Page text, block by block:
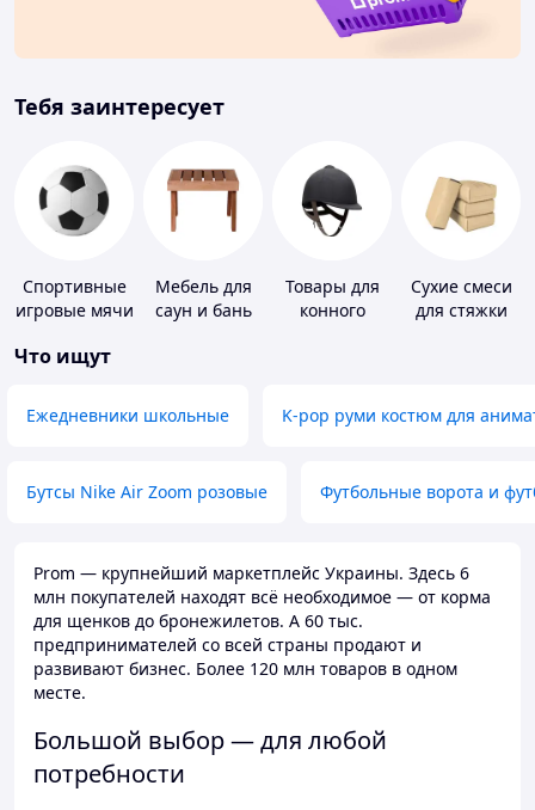
Тебя заинтересует
Спортивные
игровые мячи
Мебель для
саун и бань
Товары для
конного
Сухие смеси
для стяжки
Что ищут
Ежедневники школьные K-pop руми костюм для
Бутсы Nike Air Zoom розовые Футбольные ворота и
Prom — крупнейший маркетплейс Украины. Здесь 6
млн покупателей находят всё необходимое — от корма
для щенков до бронежилетов. А 60 тыс.
предпринимателей со всей страны продают и
развивают бизнес. Более 120 млн товаров в одном
месте.
Большой выбор — для любой
потребности